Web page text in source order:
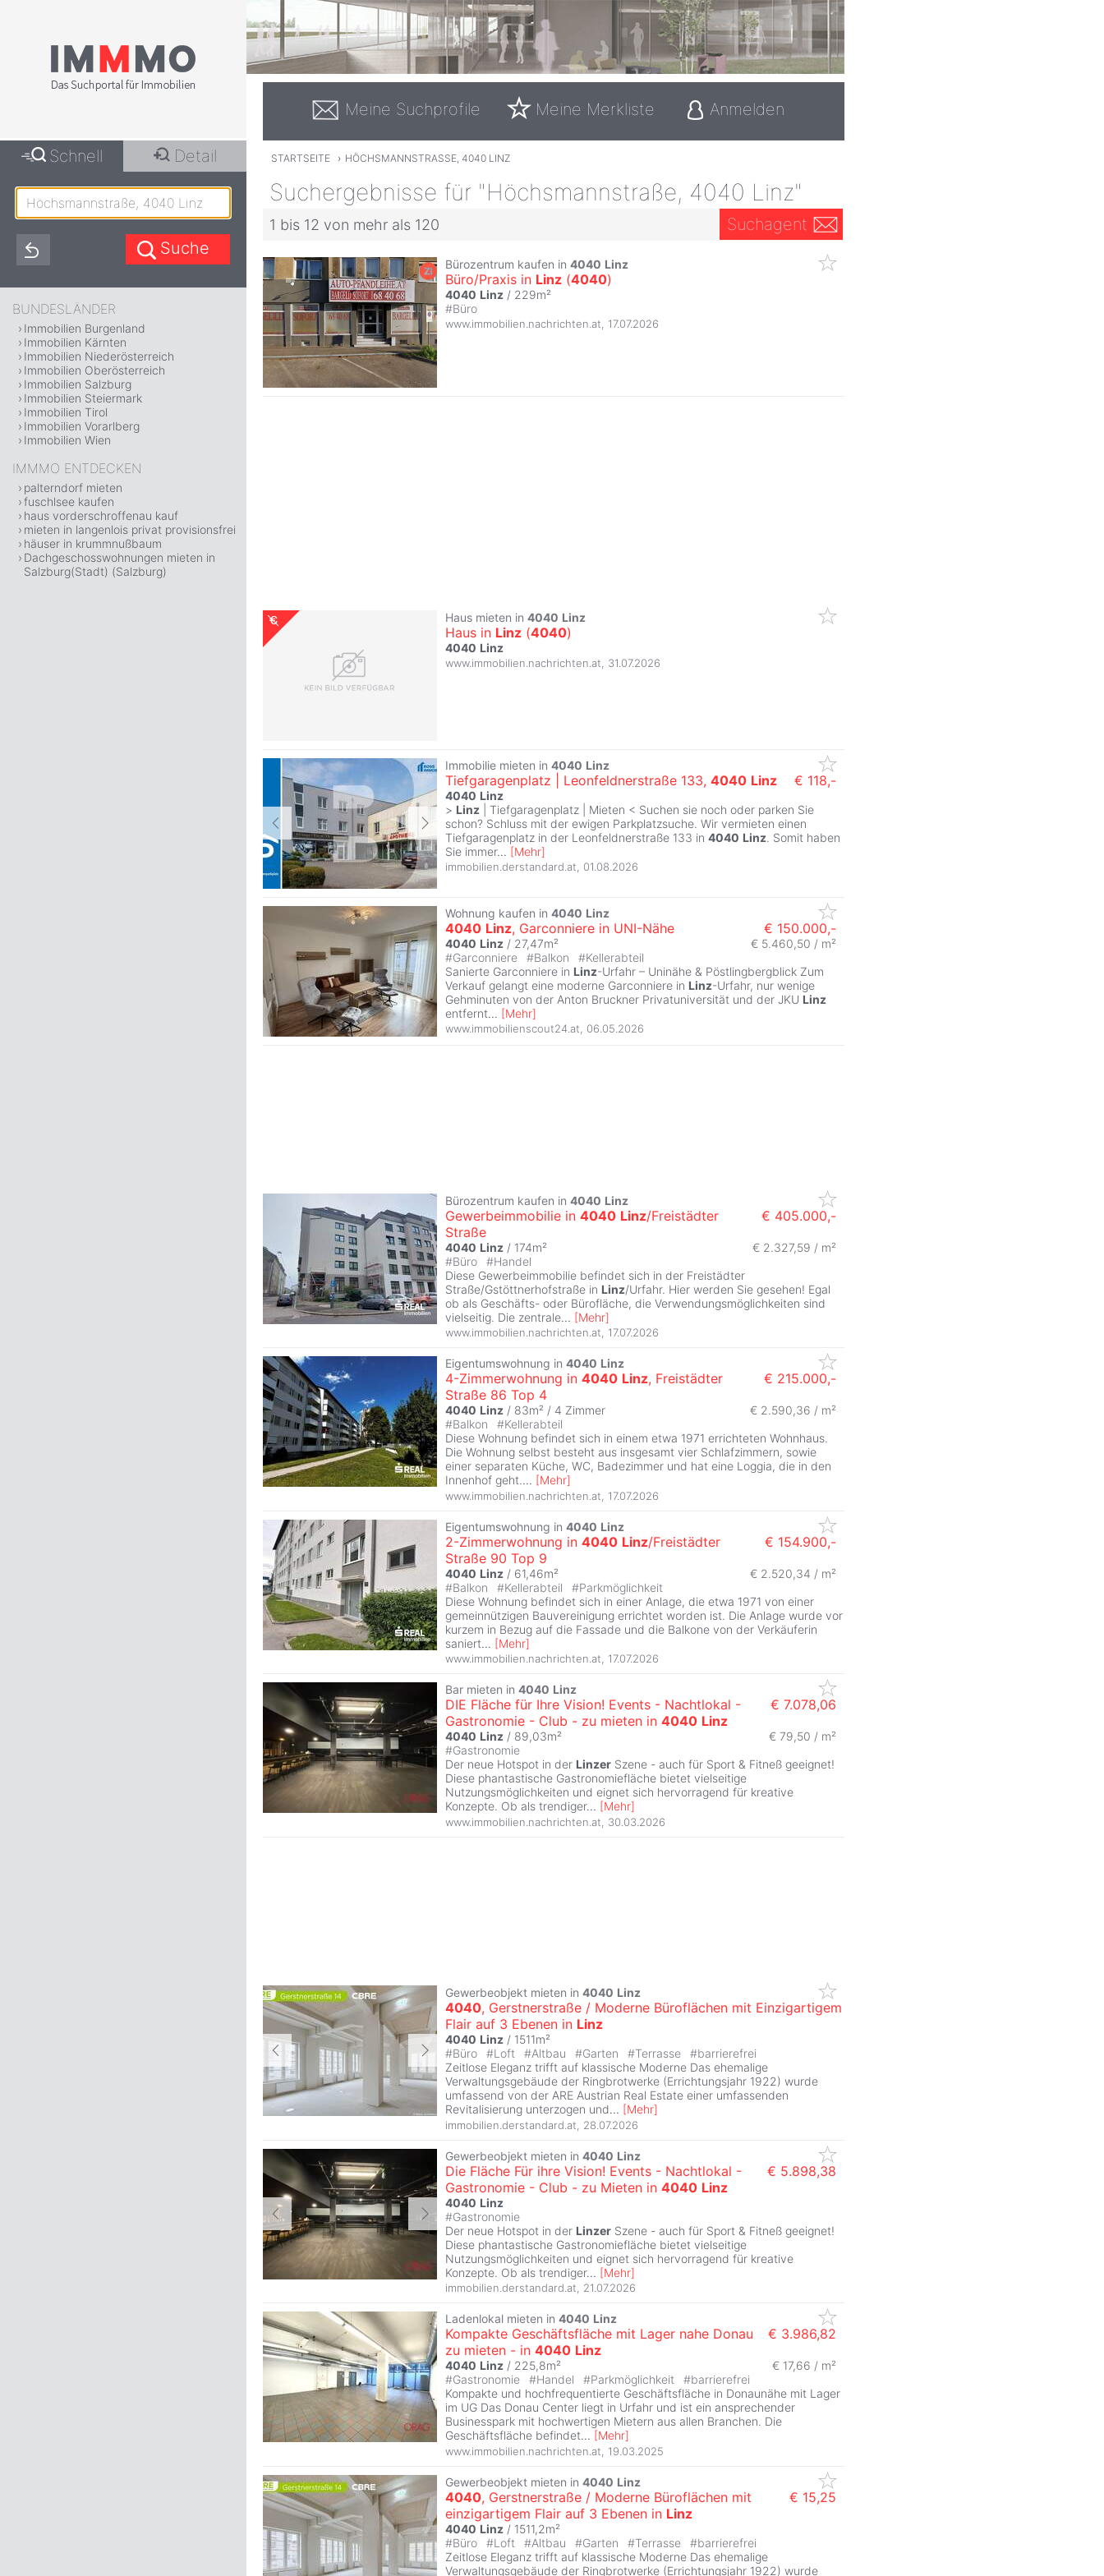
Meine Suchprofile Meine Merkliste Anmelden
STARTSEITE › HÖCHSMANNSTRASSE, 4040 LINZ
Suchergebnisse für "Höchsmannstraße, 4040 Linz"
1 bis 12 von mehr als 120 Suchagent
Bürozentrum kaufen in 4040 Linz
Büro/Praxis in Linz (4040)
4040 Linz / 229m²
#Büro
www.immobilien.nachrichten.at 17.07.2026
Haus mieten in 4040 Linz
Haus in Linz (4040)
4040 Linz
www.immobilien.nachrichten.at 31.07.2026
Immobilie mieten in 4040 Linz
Tiefgaragenplatz | Leonfeldnerstraße 133, 4040 Linz € 118,-
4040 Linz
> Linz | Tiefgaragenplatz | Mieten < Suchen sie noch oder parken Sie
schon? Schluss mit der ewigen Parkplatzsuche. Wir vermieten einen
Tiefgaragenplatz in der Leonfeldnerstraße 133 in 4040 Linz. Somit haben
Sie immer... [Mehr]
immobilien.derstandard.at 01.08.2026
Wohnung kaufen in 4040 Linz
4040 Linz, Garconniere in UNI-Nähe € 150.000,-
4040 Linz / 27,47m²
€ 5.460,50 / m²
#Garconniere #Balkon #Kellerabteil
Sanierte Garconniere in Linz-Urfahr – Uninähe & Pöstlingbergblick Zum
Verkauf gelangt eine moderne Garconniere in Linz-Urfahr, nur wenige
Gehminuten von der Anton Bruckner Privatuniversität und der JKU Linz
entfernt... [Mehr]
www.immobilienscout24.at 06.05.2026
Bürozentrum kaufen in 4040 Linz
Gewerbeimmobilie in 4040 Linz/Freistädter
Straße
€ 405.000,-
4040 Linz / 174m²
€ 2.327,59 / m²
#Büro #Handel
Diese Gewerbeimmobilie befindet sich in der Freistädter
Straße/Gstöttnerhofstraße in Linz/Urfahr. Hier werden Sie gesehen! Egal
ob als Geschäfts- oder Bürofläche, die Verwendungsmöglichkeiten sind
vielseitig. Die zentrale... [Mehr]
www.immobilien.nachrichten.at 17.07.2026
Eigentumswohnung in 4040 Linz
4-Zimmerwohnung in 4040 Linz, Freistädter
Straße 86 Top 4
€ 215.000,-
4040 Linz / 83m² / 4 Zimmer
€ 2.590,36 / m²
#Balkon #Kellerabteil
Diese Wohnung befindet sich in einem etwa 1971 errichteten Wohnhaus.
Die Wohnung selbst besteht aus insgesamt vier Schlafzimmern, sowie
einer separaten Küche, WC, Badezimmer und hat eine Loggia, die in den
Innenhof geht.... [Mehr]
www.immobilien.nachrichten.at 17.07.2026
Eigentumswohnung in 4040 Linz
2-Zimmerwohnung in 4040 Linz/Freistädter
Straße 90 Top 9
€ 154.900,-
4040 Linz / 61,46m²
€ 2.520,34 / m²
#Balkon #Kellerabteil #Parkmöglichkeit
Diese Wohnung befindet sich in einer Anlage, die etwa 1971 von einer
gemeinnützigen Bauvereinigung errichtet worden ist. Die Anlage wurde vor
kurzem in Bezug auf die Fassade und die Balkone von der Verkäuferin
saniert... [Mehr]
www.immobilien.nachrichten.at, 17.07.2026
Bar mieten in 4040 Linz
DIE Fläche für Ihre Vision! Events - Nachtlokal -
Gastronomie - Club - zu mieten in 4040 Linz
€ 7.078,06
4040 Linz / 89,03m²
€ 79,50 / m²
#Gastronomie
Der neue Hotspot in der Linzer Szene - auch für Sport & Fitneß geeignet!
Diese phantastische Gastronomiefläche bietet vielseitige
Nutzungsmöglichkeiten und eignet sich hervorragend für kreative
Konzepte. Ob als trendiger... [Mehr]
www.immobilien.nachrichten.at 30.03.2026
Gewerbeobjekt mieten in 4040 Linz
4040, Gerstnerstraße / Moderne Büroflächen mit Einzigartigem
Flair auf 3 Ebenen in Linz
4040 Linz / 1511m²
#Büro #Loft #Altbau #Garten #Terrasse #barrierefrei
Zeitlose Eleganz trifft auf klassische Moderne Das ehemalige
Verwaltungsgebäude der Ringbrotwerke (Errichtungsjahr 1922) wurde
umfassend von der ARE Austrian Real Estate einer umfassenden
Revitalisierung unterzogen und... [Mehr]
immobilien.derstandard.at 28.07.2026
Gewerbeobjekt mieten in 4040 Linz
Die Fläche Für ihre Vision! Events - Nachtlokal -
Gastronomie - Club - zu Mieten in 4040 Linz
€ 5.898,38
4040 Linz
#Gastronomie
Der neue Hotspot in der Linzer Szene - auch für Sport & Fitneß geeignet!
Diese phantastische Gastronomiefläche bietet vielseitige
Nutzungsmöglichkeiten und eignet sich hervorragend für kreative
Konzepte. Ob als trendiger... [Mehr]
immobilien.derstandard.at 21.07.2026
Ladenlokal mieten in 4040 Linz
Kompakte Geschäftsfläche mit Lager nahe Donau
zu mieten - in 4040 Linz
€ 3.986,82
4040 Linz / 225,8m²
€ 17,66 / m²
#Gastronomie #Handel #Parkmöglichkeit #barrierefrei
Kompakte und hochfrequentierte Geschäftsfläche in Donaunähe mit Lager
im UG Das Donau Center liegt in Urfahr und ist ein ansprechender
Businesspark mit hochwertigen Mietern aus allen Branchen. Die
Geschäftsfläche befindet... [Mehr]
www.immobilien.nachrichten.at 19.03.2025
Gewerbeobjekt mieten in 4040 Linz
4040, Gerstnerstraße / Moderne Büroflächen mit
einzigartigem Flair auf 3 Ebenen in Linz
€ 15,25
4040 Linz / 1511,2m²
#Büro #Loft #Altbau #Garten #Terrasse #barrierefrei
Zeitlose Eleganz trifft auf klassische Moderne Das ehemalige
Verwaltungsgebäude der Ringbrotwerke (Errichtungsjahr 1922) wurde
Schnell Detail
BUNDESLÄNDER
Immobilien Burgenland
Immobilien Kärnten
Immobilien Niederösterreich
Immobilien Oberösterreich
Immobilien Salzburg
Immobilien Steiermark
Immobilien Tirol
Immobilien Vorarlberg
Immobilien Wien
IMMMO ENTDECKEN
palterndorf mieten
fuschlsee kaufen
haus vorderschroffenau kauf
mieten in langenlois privat provisionsfrei
häuser in krummnußbaum
Dachgeschosswohnungen mieten in
Salzburg(Stadt) (Salzburg)